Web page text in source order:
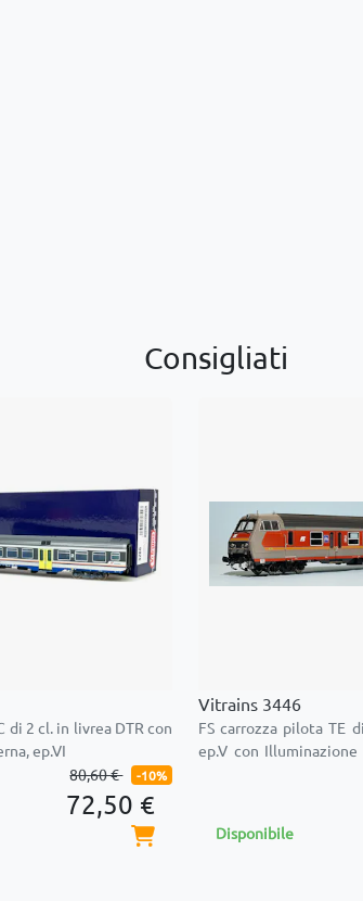
Consigliati
di 2 cl. in livrea DTR con
ep.VI
80,60 €
-10%
72,50 €
Vitrains 3446
FS carrozza pilota TE
ep.V con
Disponibile